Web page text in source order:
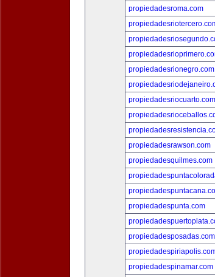
propiedadesroma.com
propiedadesrionegro.com
propiedadesriocuarto.com
propiedadesrawson.com
propiedadesquilmes.com
propiedadespunta.com
propiedadesposadas.com
propiedadespinamar.com